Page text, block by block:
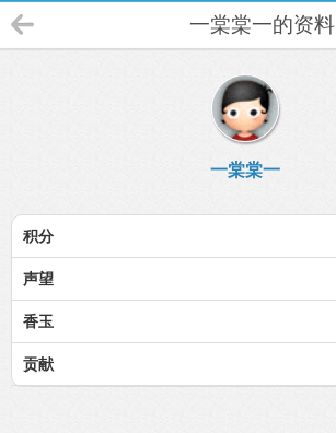
一棠棠一的资料
一棠棠一
积分
声望
香玉
贡献